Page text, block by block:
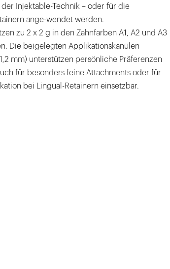
Injektable-Technik – oder für die
ange-wendet werden.
zu 2 x 2 g in den Zahnfarben A1, A2 und A3
Die beigelegten Applikationskanülen
mm) unterstützen persönliche Präferenzen
für besonders feine Attachments oder für
bei Lingual-Retainern einsetzbar.